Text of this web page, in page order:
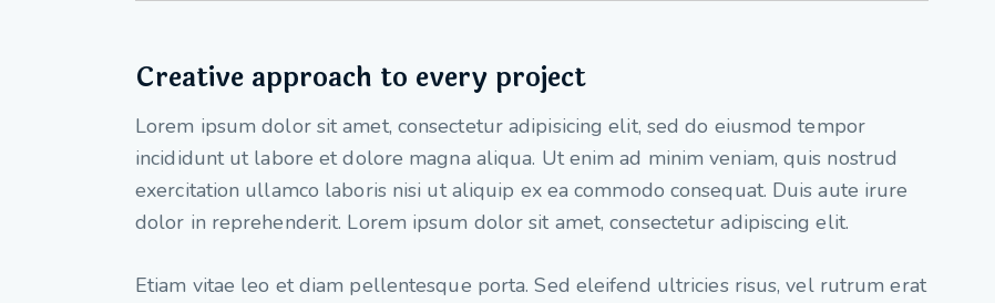
Creative approach to every project
Lorem ipsum dolor sit amet, consectetur adipisicing elit, sed do eiusmod tempor
incididunt ut labore et dolore magna aliqua. Ut enim ad minim veniam, quis nostrud
exercitation ullamco laboris nisi ut aliquip ex ea commodo consequat. Duis aute irure
dolor in reprehenderit. Lorem ipsum dolor sit amet, consectetur adipiscing elit.
Etiam vitae leo et diam pellentesque porta. Sed eleifend ultricies risus, vel rutrum erat